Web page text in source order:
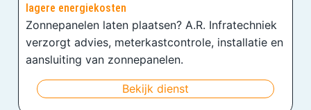
lagere energiekosten
Zonnepanelen laten plaatsen? A.R. Infratechniek
verzorgt advies, meterkastcontrole, installatie en
aansluiting van zonnepanelen.
Bekijk dienst